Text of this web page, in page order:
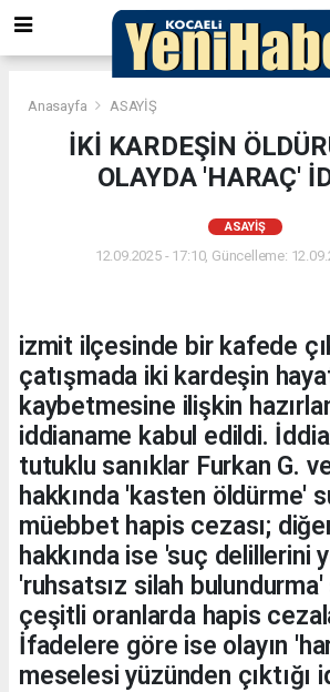
Anasayfa ASAYİŞ
İKİ KARDEŞİN
OLAYDA 'HARAÇ'
ASAYİŞ
12.09.2025 - 17:10, Güncelleme:
izmit ilçesinde bir kafede
çatışmada iki kardeşin
kaybetmesine ilişkin
iddianame kabul edildi.
tutuklu sanıklar Furkan G.
hakkında 'kasten öldürme'
müebbet hapis cezası;
hakkında ise 'suç delillerini
'ruhsatsız silah bulundurma'
çeşitli oranlarda hapis
İfadelere göre ise olayın
meselesi yüzünden çıktığı